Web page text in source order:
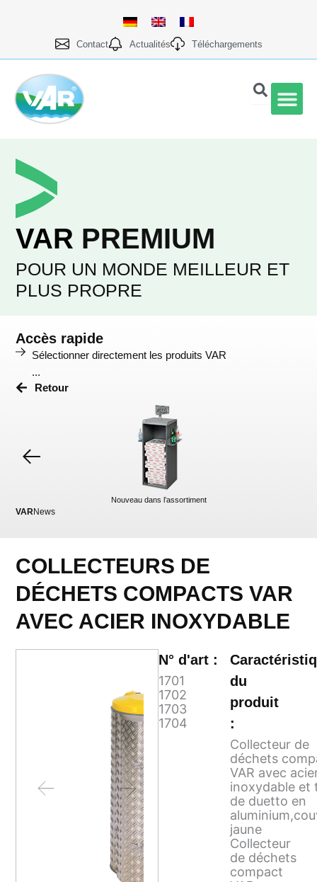
Contact Actualités Téléchargements
VAR PREMIUM
POUR UN MONDE MEILLEUR ET
PLUS PROPRE
Accès rapide
Sélectionner directement les produits VAR
...
Retour
Nouveau dans l’assortiment
VARNews
COLLECTEURS DE
DÉCHETS COMPACTS VAR
AVEC ACIER INOXYDABLE
N° d'art :
1701
1702
1703
1704
du
produit
:
Collecteur de
déchets
VAR avec
inoxydable et
de duetto en
jaune
Collecteur
de déchets
compact